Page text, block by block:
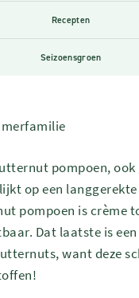
Recepten
Seizoensgroen
pompoen, ook
op een
pompoen is crème
Dat laatste is
want deze